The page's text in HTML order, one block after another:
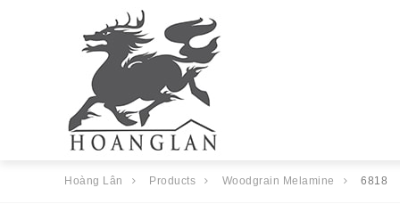
Hoàng Lân Products Woodgrain Melamine 6818